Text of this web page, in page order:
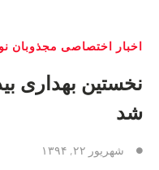
اخبار اختصاصی مجذوبان
نخستین بهداری
شد
شهریور ۲۲, ۱۳۹۴